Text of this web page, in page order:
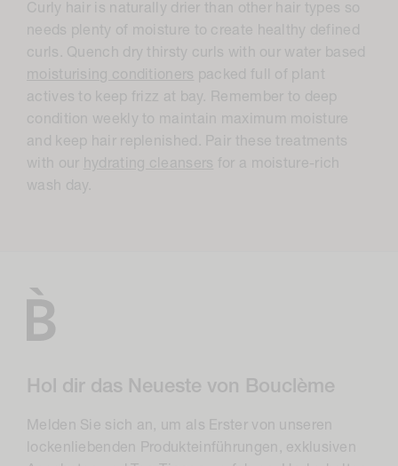
l
e
k
t
o
n
Curly hair is naturally drier than other hair types so
needs plenty of moisture to create healthy defined
curls. Quench dry thirsty curls with our water based
moisturising conditioners packed full of plant
actives to keep frizz at bay. Remember to deep
condition weekly to maintain maximum moisture
and keep hair replenished. Pair these treatments
with our
hydrating cleansers for a moisture-rich
wash day.
Hol dir das Neueste von Bouclème
Melden Sie sich an, um als Erster von unseren
lockenliebenden Produkteinführungen, exklusiven